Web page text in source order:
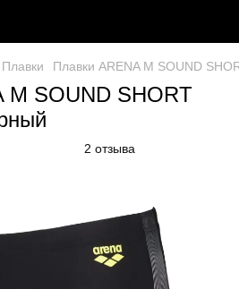
Плавки Плавки ARENA M SOUND
M SOUND SHORT
2 отзыва